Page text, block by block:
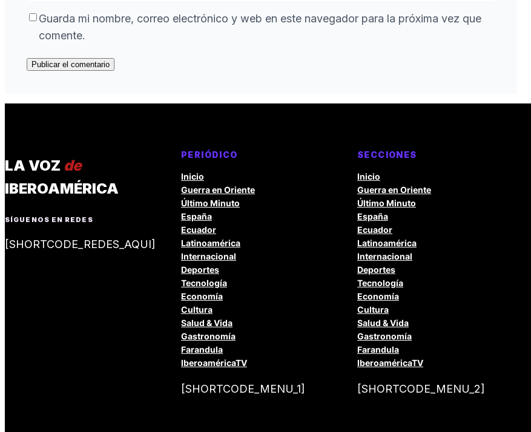
Guarda mi nombre, correo electrónico y web en este navegador para la próxima vez que
comente.
LA VOZ de
IBEROAMÉRICA
SÍGUENOS EN REDES
[SHORTCODE_REDES_AQUI]
PERIÓDICO
Inicio
Guerra en Oriente
Último Minuto
España
Ecuador
Latinoamérica
Internacional
Deportes
Tecnología
Economía
Cultura
Salud & Vida
Gastronomía
Farandula
IberoaméricaTV
[SHORTCODE_MENU_1]
SECCIONES
Inicio
Guerra en Oriente
Último Minuto
España
Ecuador
Latinoamérica
Internacional
Deportes
Tecnología
Economía
Cultura
Salud & Vida
Gastronomía
Farandula
IberoaméricaTV
[SHORTCODE_MENU_2]